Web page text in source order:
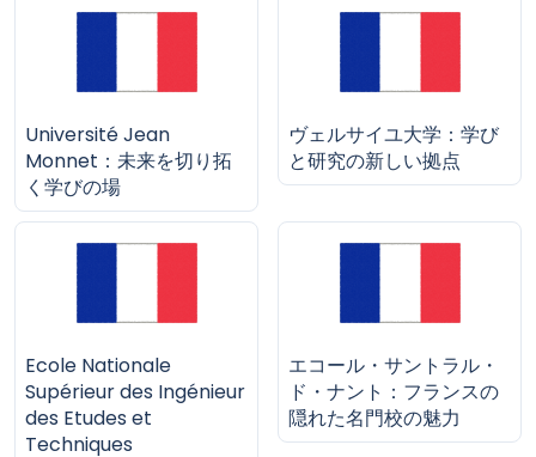
Université Jean
Monnet：未来を切り拓
く学びの場
ヴェルサイユ大学：学び
と研究の新しい拠点
Ecole Nationale
Supérieur des Ingénieur
des Etudes et
Techniques
エコール・サントラル・
ド・ナント：フランスの
隠れた名門校の魅力